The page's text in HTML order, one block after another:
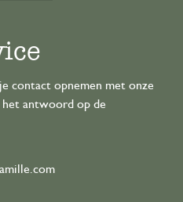
contact opnemen met onze
antwoord op de